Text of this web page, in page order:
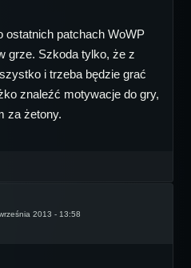
patchach WoWP
grze. Szkoda tylko, że z
i trzeba będzie grać
znaleźć motywacje do gry,
za żetony.
2013 - 13:58